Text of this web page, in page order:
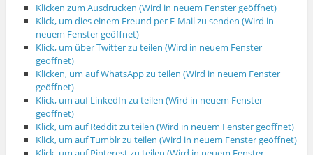
Klicken zum Ausdrucken (Wird in neuem Fenster geöffnet)
Klick, um dies einem Freund per E-Mail zu senden (Wird in
neuem Fenster geöffnet)
Klick, um über Twitter zu teilen (Wird in neuem Fenster
geöffnet)
Klicken, um auf WhatsApp zu teilen (Wird in neuem Fenster
geöffnet)
Klick, um auf LinkedIn zu teilen (Wird in neuem Fenster
geöffnet)
Klick, um auf Reddit zu teilen (Wird in neuem Fenster geöffnet)
Klick, um auf Tumblr zu teilen (Wird in neuem Fenster geöffnet)